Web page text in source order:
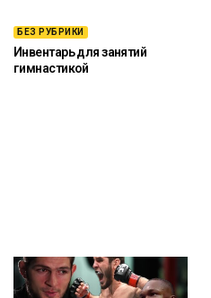
БЕЗ РУБРИКИ
Инвентарь для занятий
гимнастикой